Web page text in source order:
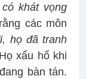
có khát vọng
các môn
họ đã tranh
Họ xấu hổ khi
bàn tán.